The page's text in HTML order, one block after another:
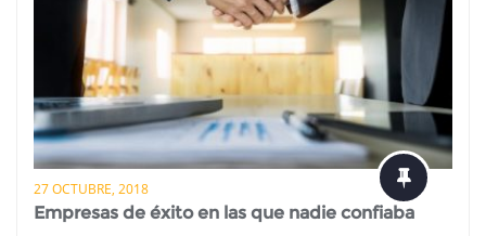
27 OCTUBRE, 2018
Empresas de éxito en las que nadie confiaba